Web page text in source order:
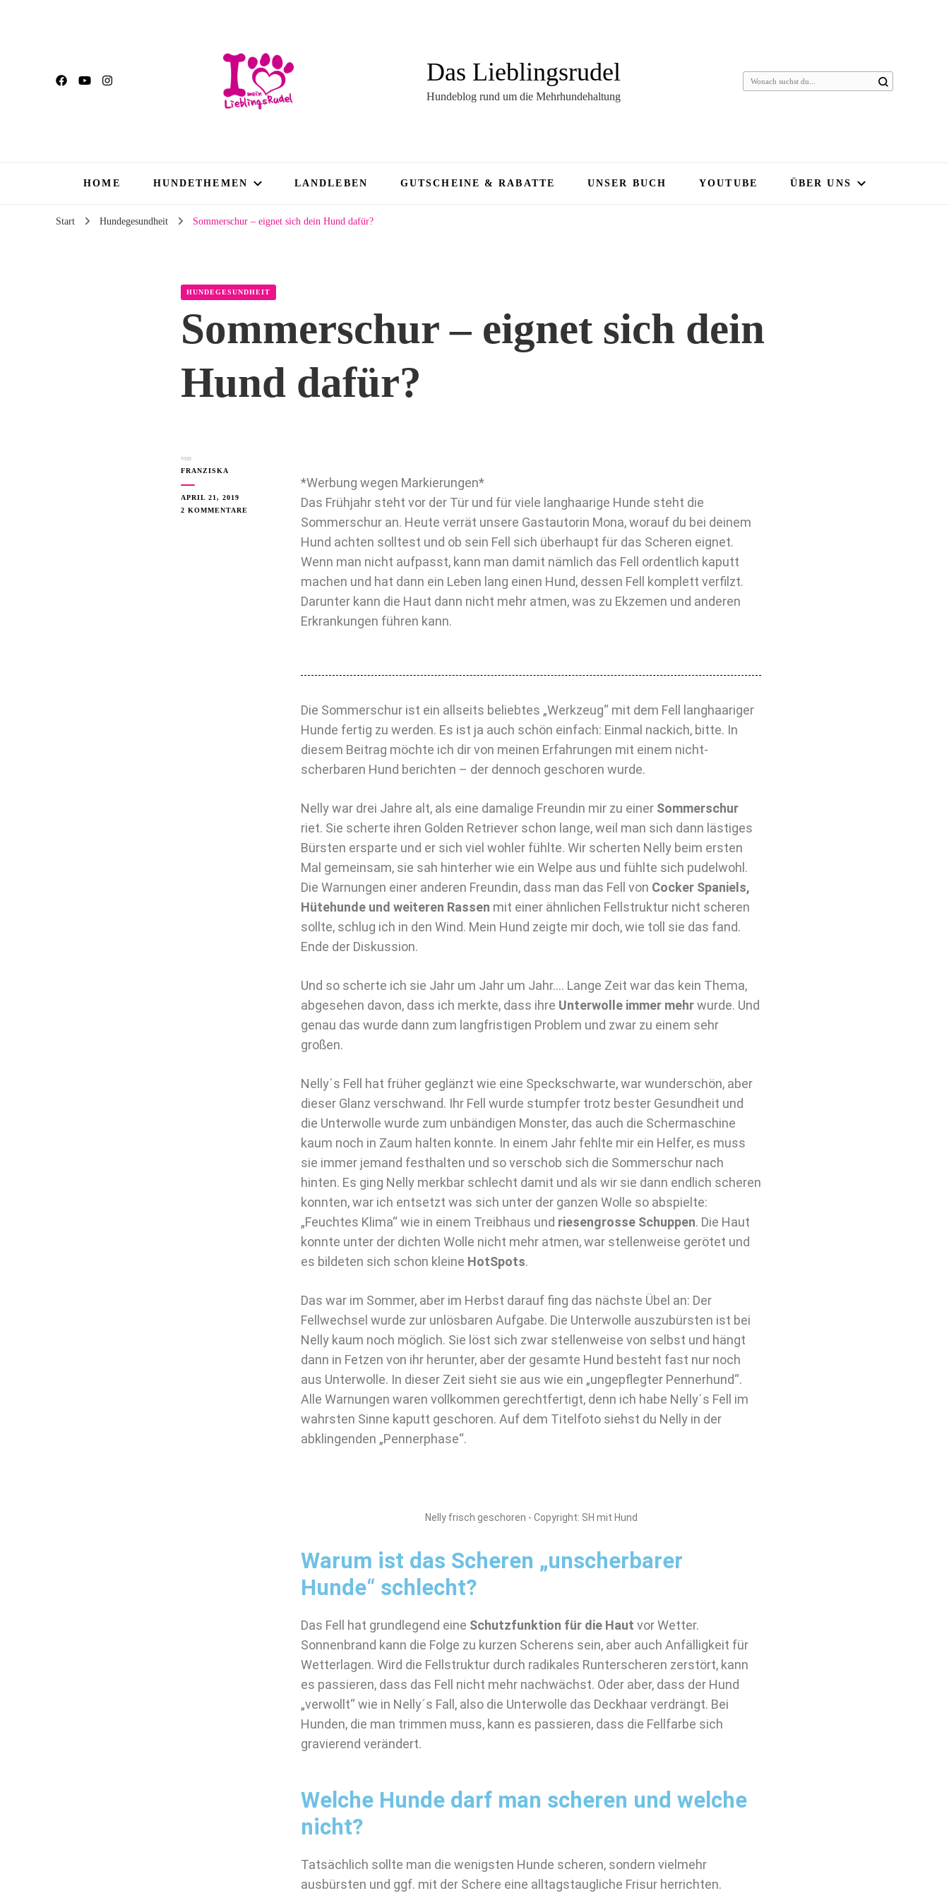
Das Lieblingsrudel
Hundeblog rund um die Mehrhundehaltung
HOME HUNDETHEMEN LANDLEBEN GUTSCHEINE & RABATTE UNSER BUCH YOUTUBE ÜBER UNS
Start Hundegesundheit Sommerschur – eignet sich dein Hund dafür?
HUNDEGESUNDHEIT
Sommerschur – eignet sich dein
Hund dafür?
von
FRANZISKA
APRIL 21, 2019
2 KOMMENTARE
*Werbung wegen Markierungen*
Das Frühjahr steht vor der Tür und für viele langhaarige Hunde steht die
Sommerschur an. Heute verrät unsere Gastautorin Mona, worauf du bei deinem
Hund achten solltest und ob sein Fell sich überhaupt für das Scheren eignet.
Wenn man nicht aufpasst, kann man damit nämlich das Fell ordentlich kaputt
machen und hat dann ein Leben lang einen Hund, dessen Fell komplett verfilzt.
Darunter kann die Haut dann nicht mehr atmen, was zu Ekzemen und anderen
Erkrankungen führen kann.
Die Sommerschur ist ein allseits beliebtes „Werkzeug“ mit dem Fell langhaariger
Hunde fertig zu werden. Es ist ja auch schön einfach: Einmal nackich, bitte. In
diesem Beitrag möchte ich dir von meinen Erfahrungen mit einem nicht-
scherbaren Hund berichten – der dennoch geschoren wurde.
Nelly war drei Jahre alt, als eine damalige Freundin mir zu einer Sommerschur
riet. Sie scherte ihren Golden Retriever schon lange, weil man sich dann lästiges
Bürsten ersparte und er sich viel wohler fühlte. Wir scherten Nelly beim ersten
Mal gemeinsam, sie sah hinterher wie ein Welpe aus und fühlte sich pudelwohl.
Die Warnungen einer anderen Freundin, dass man das Fell von Cocker Spaniels,
Hütehunde und weiteren Rassen mit einer ähnlichen Fellstruktur nicht scheren
sollte, schlug ich in den Wind. Mein Hund zeigte mir doch, wie toll sie das fand.
Ende der Diskussion.
Und so scherte ich sie Jahr um Jahr um Jahr…. Lange Zeit war das kein Thema,
abgesehen davon, dass ich merkte, dass ihre Unterwolle immer mehrwurde. Und
genau das wurde dann zum langfristigen Problem und zwar zu einem sehr
großen.
Nelly´s Fell hat früher geglänzt wie eine Speckschwarte, war wunderschön, aber
dieser Glanz verschwand. Ihr Fell wurde stumpfer trotz bester Gesundheit und
die Unterwolle wurde zum unbändigen Monster, das auch die Schermaschine
kaum noch in Zaum halten konnte. In einem Jahr fehlte mir ein Helfer, es muss
sie immer jemand festhalten und so verschob sich die Sommerschur nach
hinten. Es ging Nelly merkbar schlecht damit und als wir sie dann endlich scheren
konnten, war ich entsetzt was sich unter der ganzen Wolle so abspielte:
„Feuchtes Klima“ wie in einem Treibhaus und riesengrosse Schuppen. Die Haut
konnte unter der dichten Wolle nicht mehr atmen, war stellenweise gerötet und
es bildeten sich schon kleine HotSpots.
Das war im Sommer, aber im Herbst darauf fing das nächste Übel an: Der
Fellwechsel wurde zur unlösbaren Aufgabe. Die Unterwolle auszubürsten ist bei
Nelly kaum noch möglich. Sie löst sich zwar stellenweise von selbst und hängt
dann in Fetzen von ihr herunter, aber der gesamte Hund besteht fast nur noch
aus Unterwolle. In dieser Zeit sieht sie aus wie ein „ungepflegter Pennerhund“.
Alle Warnungen waren vollkommen gerechtfertigt, denn ich habe Nelly´s Fell im
wahrsten Sinne kaputt geschoren. Auf dem Titelfoto siehst du Nelly in der
abklingenden „Pennerphase“.
Nelly frisch geschoren - Copyright: SH mit Hund
Warum ist das Scheren „unscherbarer
Hunde“ schlecht?
Das Fell hat grundlegend eine Schutzfunktion für die Haut vor Wetter.
Sonnenbrand kann die Folge zu kurzen Scherens sein, aber auch Anfälligkeit für
Wetterlagen. Wird die Fellstruktur durch radikales Runterscheren zerstört, kann
es passieren, dass das Fell nicht mehr nachwächst. Oder aber, dass der Hund
„verwollt“ wie in Nelly´s Fall, also die Unterwolle das Deckhaar verdrängt. Bei
Hunden, die man trimmen muss, kann es passieren, dass die Fellfarbe sich
gravierend verändert.
Welche Hunde darf man scheren und welche
nicht?
Tatsächlich sollte man die wenigsten Hunde scheren, sondern vielmehr
ausbürsten und ggf. mit der Schere eine alltagstaugliche Frisur herrichten.